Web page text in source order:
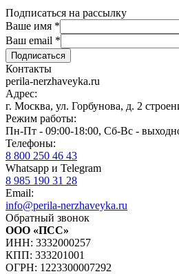
Подписаться на рассылку
Ваше имя *
Ваш email *
Контакты
perila-nerzhaveyka.ru
Адрес:
г. Москва, ул. Горбунова, д. 2
Режим работы:
Пн-Пт - 09:00-18:00, Сб-Вс -
Телефоны:
8 800 250 46 43
Whatsapp и Telegram
8 985 190 31 28
Email:
info@perila-nerzhaveyka.ru
Обратный звонок
ООО «ПСС»
ИНН: 3332000257
КПП: 333201001
ОГРН: 1223300007292